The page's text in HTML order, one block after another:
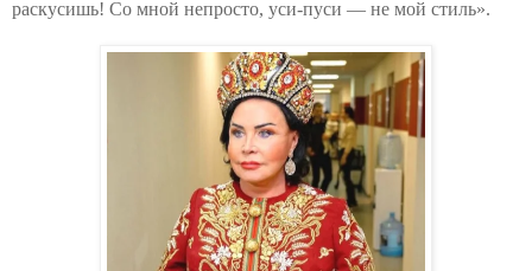
раскусишь! Со мной непросто, уси-пуси — не мой стиль».